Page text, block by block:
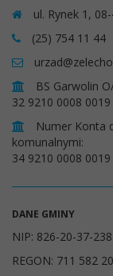
ul. Rynek 1,
(25) 754 11 44
BS Garwolin
32 9210 0008
Numer Konta
komunalnymi:
34 9210 0008
DANE GMINY
NIP: 826-20-37-238
REGON: 711 582